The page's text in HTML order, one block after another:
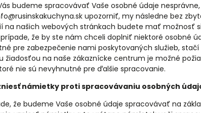
budeme spracovávať Vaše osobné údaje
upozorniť, my následne bez
na našich webových stránkach budete mať možnosť
že by ste nám chceli doplniť niektoré osobné
pre zabezpečenie nami poskytovaných služieb,
žiadosťou na naše zákaznícke centrum je možné
nie sú nevyhnutné pre ďalšie spracovanie.
námietky proti spracovávaniu osobných
že budeme Vaše osobné údaje spracovávať na